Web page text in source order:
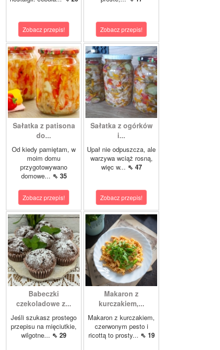
Zobacz przepis! Zobacz przepis!
Sałatka z patisona
do...
Od kiedy pamiętam, w
moim domu
przygotowywano
domowe... ⇖ 35
Zobacz przepis!
Sałatka z ogórków
i...
Upał nie odpuszcza, ale
warzywa wciąż rosną,
więc w... ⇖ 47
Zobacz przepis!
Babeczki
czekoladowe z...
Jeśli szukasz prostego
przepisu na mięciutkie,
wilgotne... ⇖ 29
Makaron z
kurczakiem,...
Makaron z kurczakiem,
czerwonym pesto i
ricottą to prosty... ⇖ 19